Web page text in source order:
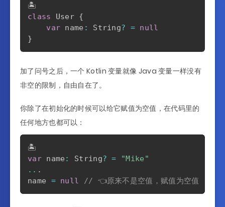
class User {
var name : String? = null
}
加了问号之后，一个 Kotlin 变量就像 Java 变量一样没有
非空的限制，自由自在了。
你除了在初始化的时候可以给它赋值为空值，在代码里的
任何地方也都可以：
var name : String? =
"Mike"
.. .
name = null // 👈原来不是空值，赋值为空值